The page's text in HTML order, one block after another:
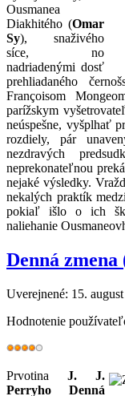
Ousmanea
Diakhitého (Omar
Sy), snaživého
síce, no
nadriadenými dosť
prehliadaného
Françoisom
parížskym
neúspešne, vyšplhať
rozdiely, pár
nezdravých
neprekonateľnou
nejaké výsledky.
nekalých praktík
pokiaľ išlo o ich
naliehanie
Denná
Uverejnené: 15.
Hodnotenie
Prvotina J. J.
Perryho Denná